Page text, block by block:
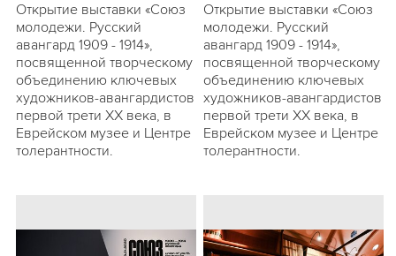
Открытие выставки «Союз
молодежи. Русский
авангард 1909 - 1914»,
посвященной творческому
объединению ключевых
художников-авангардистов
первой трети ХХ века, в
Еврейском музее и Центре
толерантности.
Открытие выставки «Союз
молодежи. Русский
авангард 1909 - 1914»,
посвященной творческому
объединению ключевых
художников-авангардистов
первой трети ХХ века, в
Еврейском музее и Центре
толерантности.